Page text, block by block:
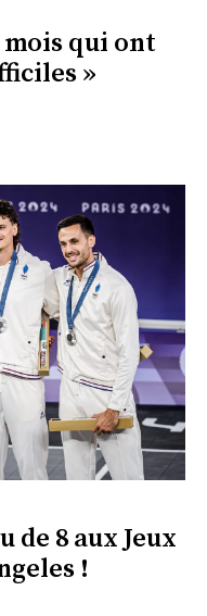
mois qui ont
»
de 8 aux Jeux
!